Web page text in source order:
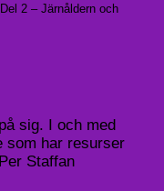
2 – Järnåldern och
sig. I och med
som har resurser
Staffan